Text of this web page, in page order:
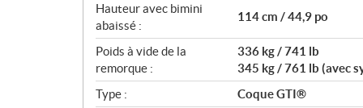
Hauteur avec bimini
abaissé :
114 cm / 44,9 po
Poids à vide de la
remorque :
336 kg / 741 lb
345 kg / 761 lb (avec
Type :
Coque GTI®